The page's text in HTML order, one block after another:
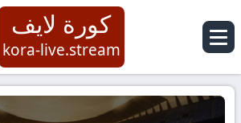
كورة لايف
kora-live.stream